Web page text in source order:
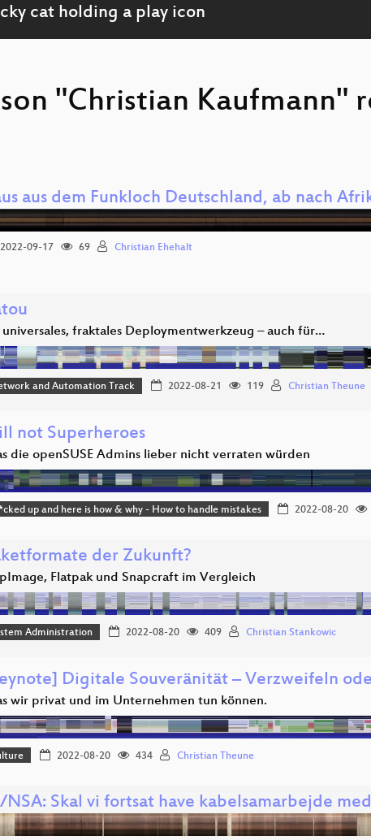
"Christian Kaufmann"
aus dem Funkloch Deutschland, ab nach
2022-09-17 69 Christian Ehehalt
universales, fraktales Deploymentwerkzeug – auch für…
and Automation Track 2022-08-21 119 Christian Theune
not Superheroes
die openSUSE Admins lieber nicht verraten würden
up and here is how & why - How to handle mistakes 2022-08-20
der Zukunft?
Flatpak und Snapcraft im Vergleich
Administration 2022-08-20 409 Christian Stankowic
Digitale Souveränität – Verzweifeln
wir privat und im Unternehmen tun können.
2022-08-20 434 Christian Theune
NSA: Skal vi fortsat have kabelsamarbejde